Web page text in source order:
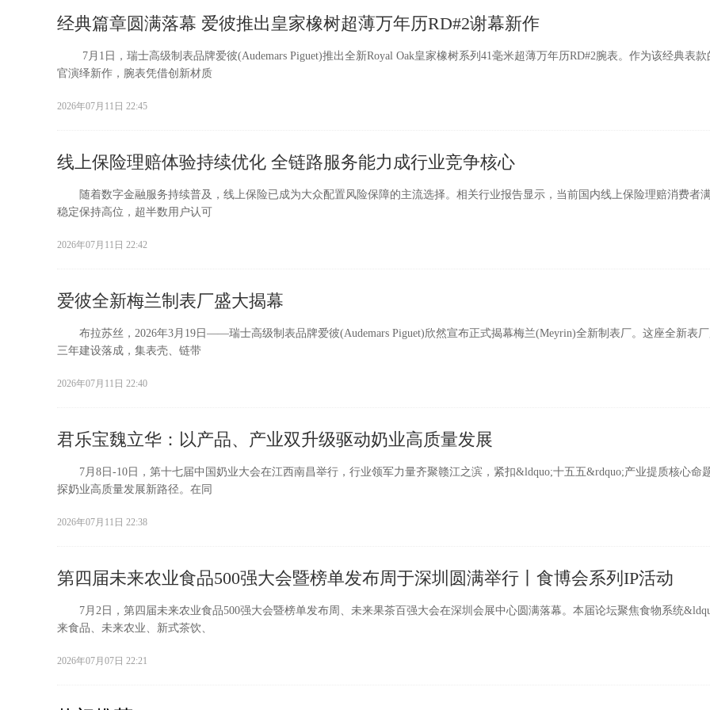
经典篇章圆满落幕 爱彼推出皇家橡树超薄万年历RD#2谢幕新作
7月1日，瑞士高级制表品牌爱彼(Audemars Piguet)推出全新Royal Oak皇家橡树系列41毫米超薄万年历RD#2腕表。作为该经典表款
官演绎新作，腕表凭借创新材质
2026年07月11日 22:45
线上保险理赔体验持续优化 全链路服务能力成行业竞争核心
随着数字金融服务持续普及，线上保险已成为大众配置风险保障的主流选择。相关行业报告显示，当前国内线上保险理赔消费者
稳定保持高位，超半数用户认可
2026年07月11日 22:42
爱彼全新梅兰制表厂盛大揭幕
布拉苏丝，2026年3月19日——瑞士高级制表品牌爱彼(Audemars Piguet)欣然宣布正式揭幕梅兰(Meyrin)全新制表厂。这座全新表
三年建设落成，集表壳、链带
2026年07月11日 22:40
君乐宝魏立华：以产品、产业双升级驱动奶业高质量发展
7月8日-10日，第十七届中国奶业大会在江西南昌举行，行业领军力量齐聚赣江之滨，紧扣&ldquo;十五五&rdquo;产业提质核心命
探奶业高质量发展新路径。在同
2026年07月11日 22:38
第四届未来农业食品500强大会暨榜单发布周于深圳圆满举行丨食博会系列IP活动
7月2日，第四届未来农业食品500强大会暨榜单发布周、未来果茶百强大会在深圳会展中心圆满落幕。本届论坛聚焦食物系统
来食品、未来农业、新式茶饮、
2026年07月07日 22:21